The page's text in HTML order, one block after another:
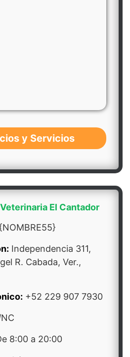
y Servicios
El Cantador
Independencia 311,
R. Cabada, Ver.,
+52 229 907 7930
8:00 a 20:00